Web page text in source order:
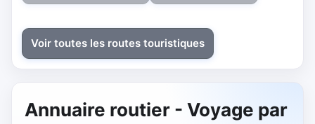
Voir toutes les routes touristiques
Annuaire routier - Voyage par